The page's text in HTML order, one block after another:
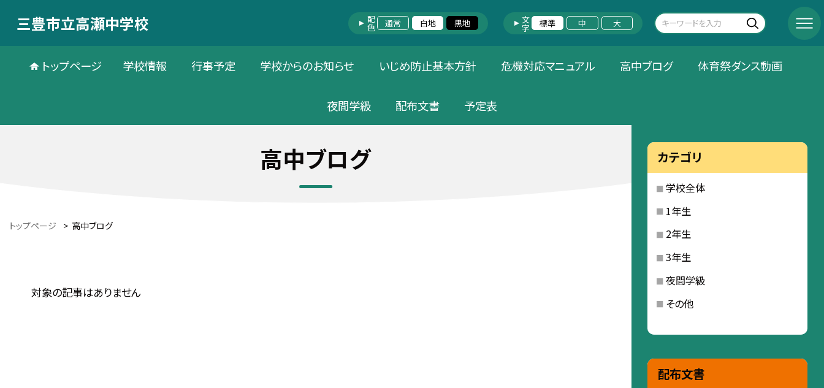
三豊市立高瀬中学校 配色 通常 白地 黒地 文字 標準 中 大
トップページ 学校情報 行事予定 学校からのお知らせ いじめ防止基本方針 危機対応マニュアル 高中ブログ 体育祭ダンス動画
夜間学級 配布文書 予定表
高中ブログ
トップページ > 高中ブログ
対象の記事はありません
カテゴリ
学校全体
1年生
2年生
3年生
夜間学級
その他
配布文書